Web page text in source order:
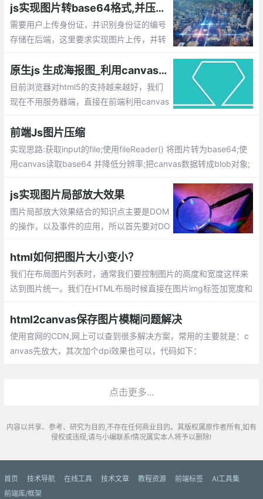
呐？默认加载2张图片，一张缩略图，一张
原图，当打开网页的时候默认只显示缩略图
js实现图片转base64格式,并压缩上传
需要用户上传身份证，并识别身份证的编号
存储在后端，这里要求实现图片上传，并转
身份证号码。由于很多用户用手机拍摄的照
片
原生js 生成海报图_利用canvas合成图片的实现方法
目前浏览器对html5的支持越来越好，我们
现在不用服务器端，直接在前端利用canvas
何通过原生js 来生成海报图
前端Js图片压缩
实现思路:获取input的file;使用fileReader() 将图片转为base64;使
用canvas读取base64 并降低分辨率;把canvas数据转成blob对象;
js实现图片局部放大效果
图片局部放大效果结合的知识点主要是DOM
的操作，以及事件的应用，所以首先要对DO
有一定的累积。
html如何把图片大小变小？
我们在布局图片列表时，通常我们要控制图片的高度和宽度这样来
达到图片统一。我们在HTML布局时候直接在图片img标签加宽度和
html2canvas保存图片模糊问题解决
使用官网的CDN,网上可以查到很多解决方案，常用的主要就是：c
anvas先放大，其次加个dpi效果也可以，代码如下：
点击更多...
内容以共享、参考、研究为目的,不存在任何商业目的。其版权属原作者所有,如有
侵权或违规,请与小编联系!情况属实本人将予以删除!
首页 技术导航 在线工具 技术文章 教程资源 前端标签
AI工具集
前端库/框架